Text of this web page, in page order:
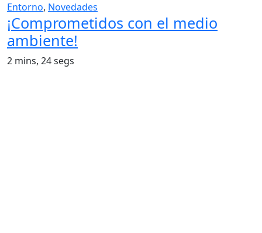
Entorno, Novedades
¡Comprometidos con el medio
ambiente!
2 mins, 24 segs